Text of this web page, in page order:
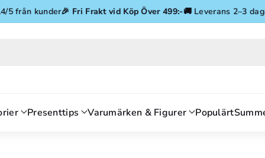
Gå vidare till innehåll
kunder🎉Fri Frakt vid Köp Över 499:-🚚 Leverans 2–3 dagar ⭐
Presenttips Varumärken & Figurer Populärt